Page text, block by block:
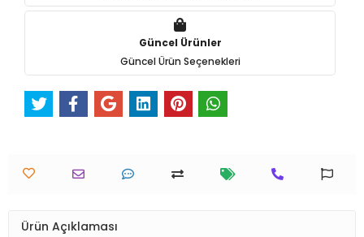
Güncel Ürünler
Güncel Ürün Seçenekleri
Ürün Açıklaması